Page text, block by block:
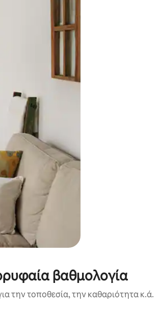
βέλους, να την εξερευνήσετε με την αφή ή
βαθμολογία
την τοποθεσία, την καθαριότητα κ.ά.